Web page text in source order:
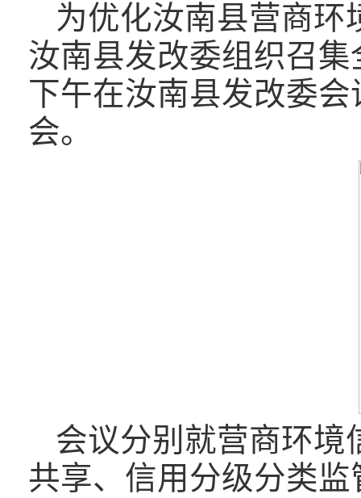
为优化汝南县营商环
汝南县发改委组织召
下午在汝南县发改委
会。
会议分别就营商环境
共享、信用分级分类